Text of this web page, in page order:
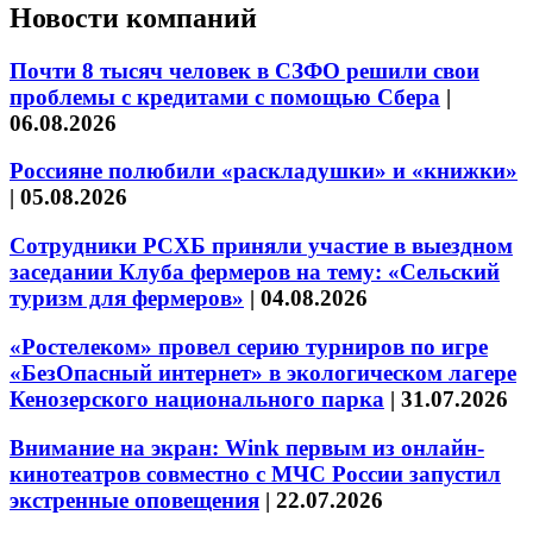
Новости компаний
Почти 8 тысяч человек в СЗФО решили свои
проблемы с кредитами с помощью Сбера |
06.08.2026
Россияне полюбили «раскладушки» и «книжки»
| 05.08.2026
Сотрудники РСХБ приняли участие в выездном
заседании Клуба фермеров на тему: «Сельский
туризм для фермеров» | 04.08.2026
«Ростелеком» провел серию турниров по игре
«БезОпасный интернет» в экологическом лагере
Кенозерского национального парка | 31.07.2026
Внимание на экран: Wink первым из онлайн-
кинотеатров совместно с МЧС России запустил
экстренные оповещения | 22.07.2026